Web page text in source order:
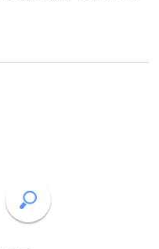
있었는지, 광주시민들은